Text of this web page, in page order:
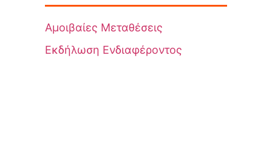
Αμοιβαίες Μεταθέσεις
Εκδήλωση Ενδιαφέροντος